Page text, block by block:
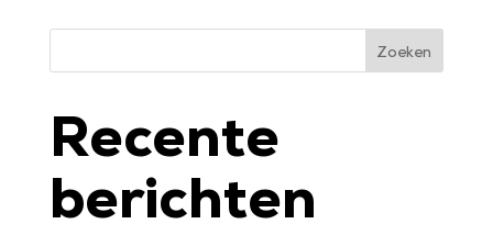
Zoeken
Recente
berichten